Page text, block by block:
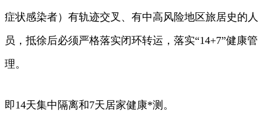
症状感染者）有轨迹交叉、有中高风险地区旅居史的人
员，抵徐后必须严格落实闭环转运，落实“14+7”健康管
理。
即14天集中隔离和7天居家健康*测。